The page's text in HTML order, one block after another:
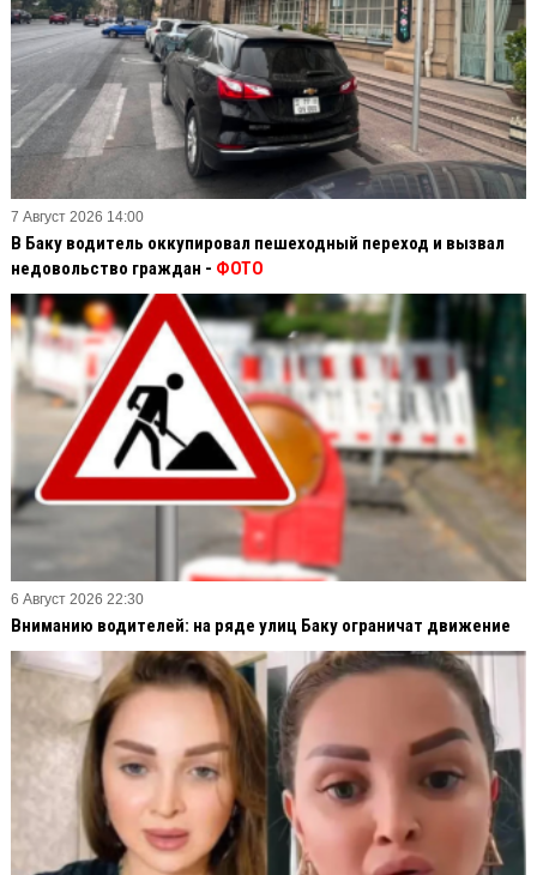
7 Август 2026 14:00
В Баку водитель оккупировал пешеходный переход и вызвал
недовольство граждан - ФОТО
6 Август 2026 22:30
Вниманию водителей: на ряде улиц Баку ограничат движение